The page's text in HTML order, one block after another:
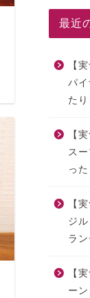
最近
【
パ
た
【
ス
っ
【
ジ
ラン
【
ー